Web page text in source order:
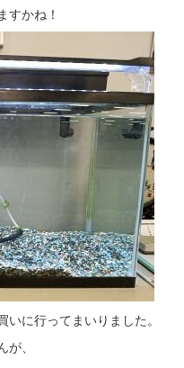
すかね！
に行ってまいりました。
、